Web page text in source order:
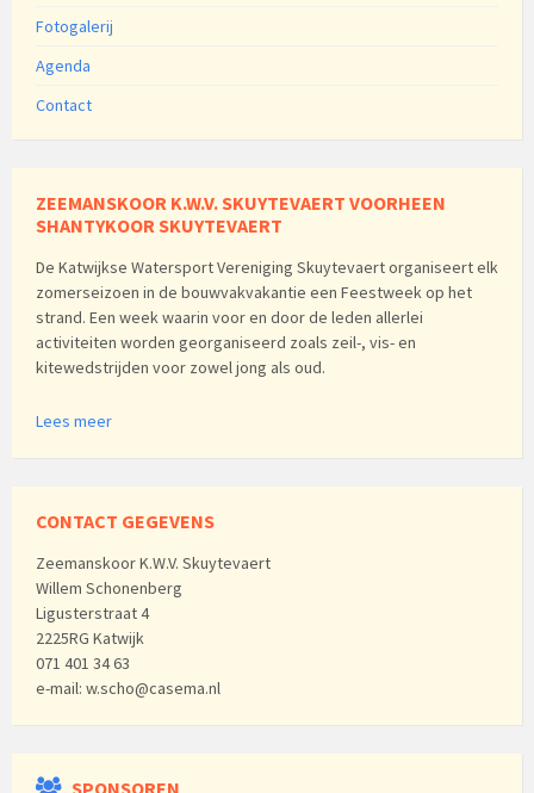
Fotogalerij
Agenda
Contact
ZEEMANSKOOR K.W.V. SKUYTEVAERT VOORHEEN
SHANTYKOOR SKUYTEVAERT
De Katwijkse Watersport Vereniging Skuytevaert organiseert elk
zomerseizoen in de bouwvakvakantie een Feestweek op het
strand. Een week waarin voor en door de leden allerlei
activiteiten worden georganiseerd zoals zeil-, vis- en
kitewedstrijden voor zowel jong als oud.
Lees meer
CONTACT GEGEVENS
Zeemanskoor K.W.V. Skuytevaert
Willem Schonenberg
Ligusterstraat 4
2225RG Katwijk
071 401 34 63
e-mail: w.scho@casema.nl